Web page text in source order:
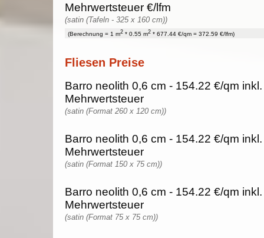
Mehrwertsteuer €/lfm
(satin (Tafeln - 325 x 160 cm))
(Berechnung = 1 m2 * 0.55 m2 * 677.44 €/qm = 372.59 €/lfm)
Fliesen Preise
Barro neolith 0,6 cm - 154.22 €/qm
Mehrwertsteuer
(satin (Format 260 x 120 cm))
Barro neolith 0,6 cm - 154.22 €/qm
Mehrwertsteuer
(satin (Format 150 x 75 cm))
Barro neolith 0,6 cm - 154.22 €/qm
Mehrwertsteuer
(satin (Format 75 x 75 cm))